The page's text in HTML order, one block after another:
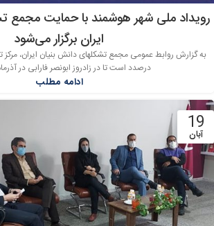
رویداد ملی شهر هوشمند با حمایت مجمع
ایران برگزار می‌شود
به گزارش روابط عمومی مجمع تشکلهای دانش بنیان ایران،
درصدد است تا در زادروز ابونصر فارابی در
ادامه مطلب
19
آبان